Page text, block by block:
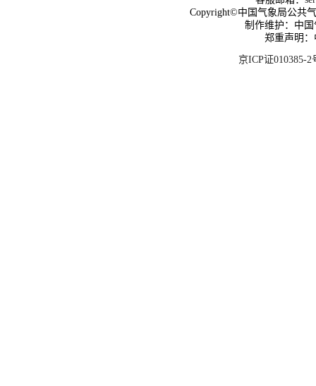
Copyright©中国气象局公共
制作维护：中
郑重声明
京ICP证010385-2